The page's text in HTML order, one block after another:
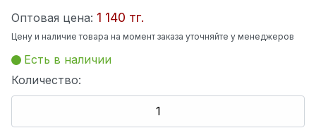
Оптовая цена: 1 140 тг.
Цену и наличие товара на момент заказа уточняйте у менеджеров
Есть в наличии
Количество: